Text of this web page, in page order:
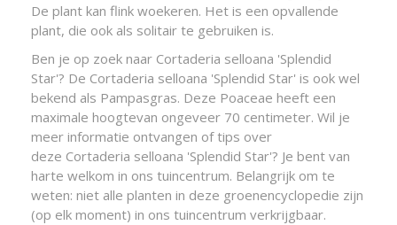
De plant kan flink woekeren. Het is een opvallende
plant, die ook als solitair te gebruiken is.
Ben je op zoek naar Cortaderia selloana 'Splendid
Star'? De Cortaderia selloana 'Splendid Star' is ook wel
bekend als Pampasgras. Deze Poaceae heeft een
maximale hoogtevan ongeveer 70 centimeter. Wil je
meer informatie ontvangen of tips over
deze Cortaderia selloana 'Splendid Star'? Je bent van
harte welkom in ons tuincentrum. Belangrijk om te
weten: niet alle planten in deze groenencyclopedie zijn
(op elk moment) in ons tuincentrum verkrijgbaar.